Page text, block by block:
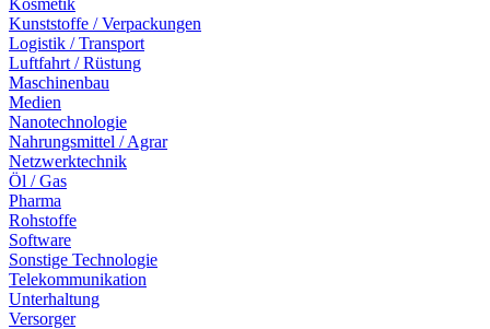
Kosmetik
Kunststoffe / Verpackungen
Logistik / Transport
Luftfahrt / Rüstung
Maschinenbau
Medien
Nanotechnologie
Nahrungsmittel / Agrar
Netzwerktechnik
Öl / Gas
Pharma
Rohstoffe
Software
Sonstige Technologie
Telekommunikation
Unterhaltung
Versorger